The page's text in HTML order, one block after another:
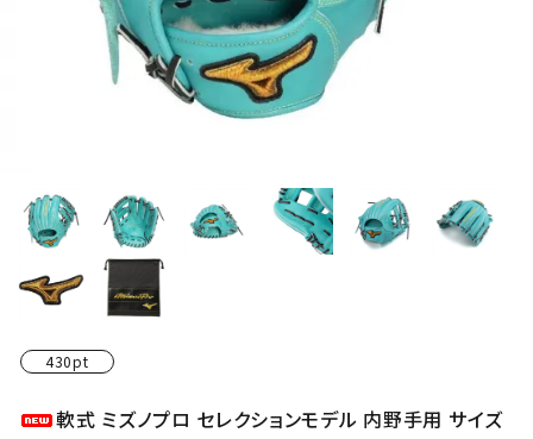
430pt
軟式 ミズノプロ セレクションモデル 内野手用 サイズ